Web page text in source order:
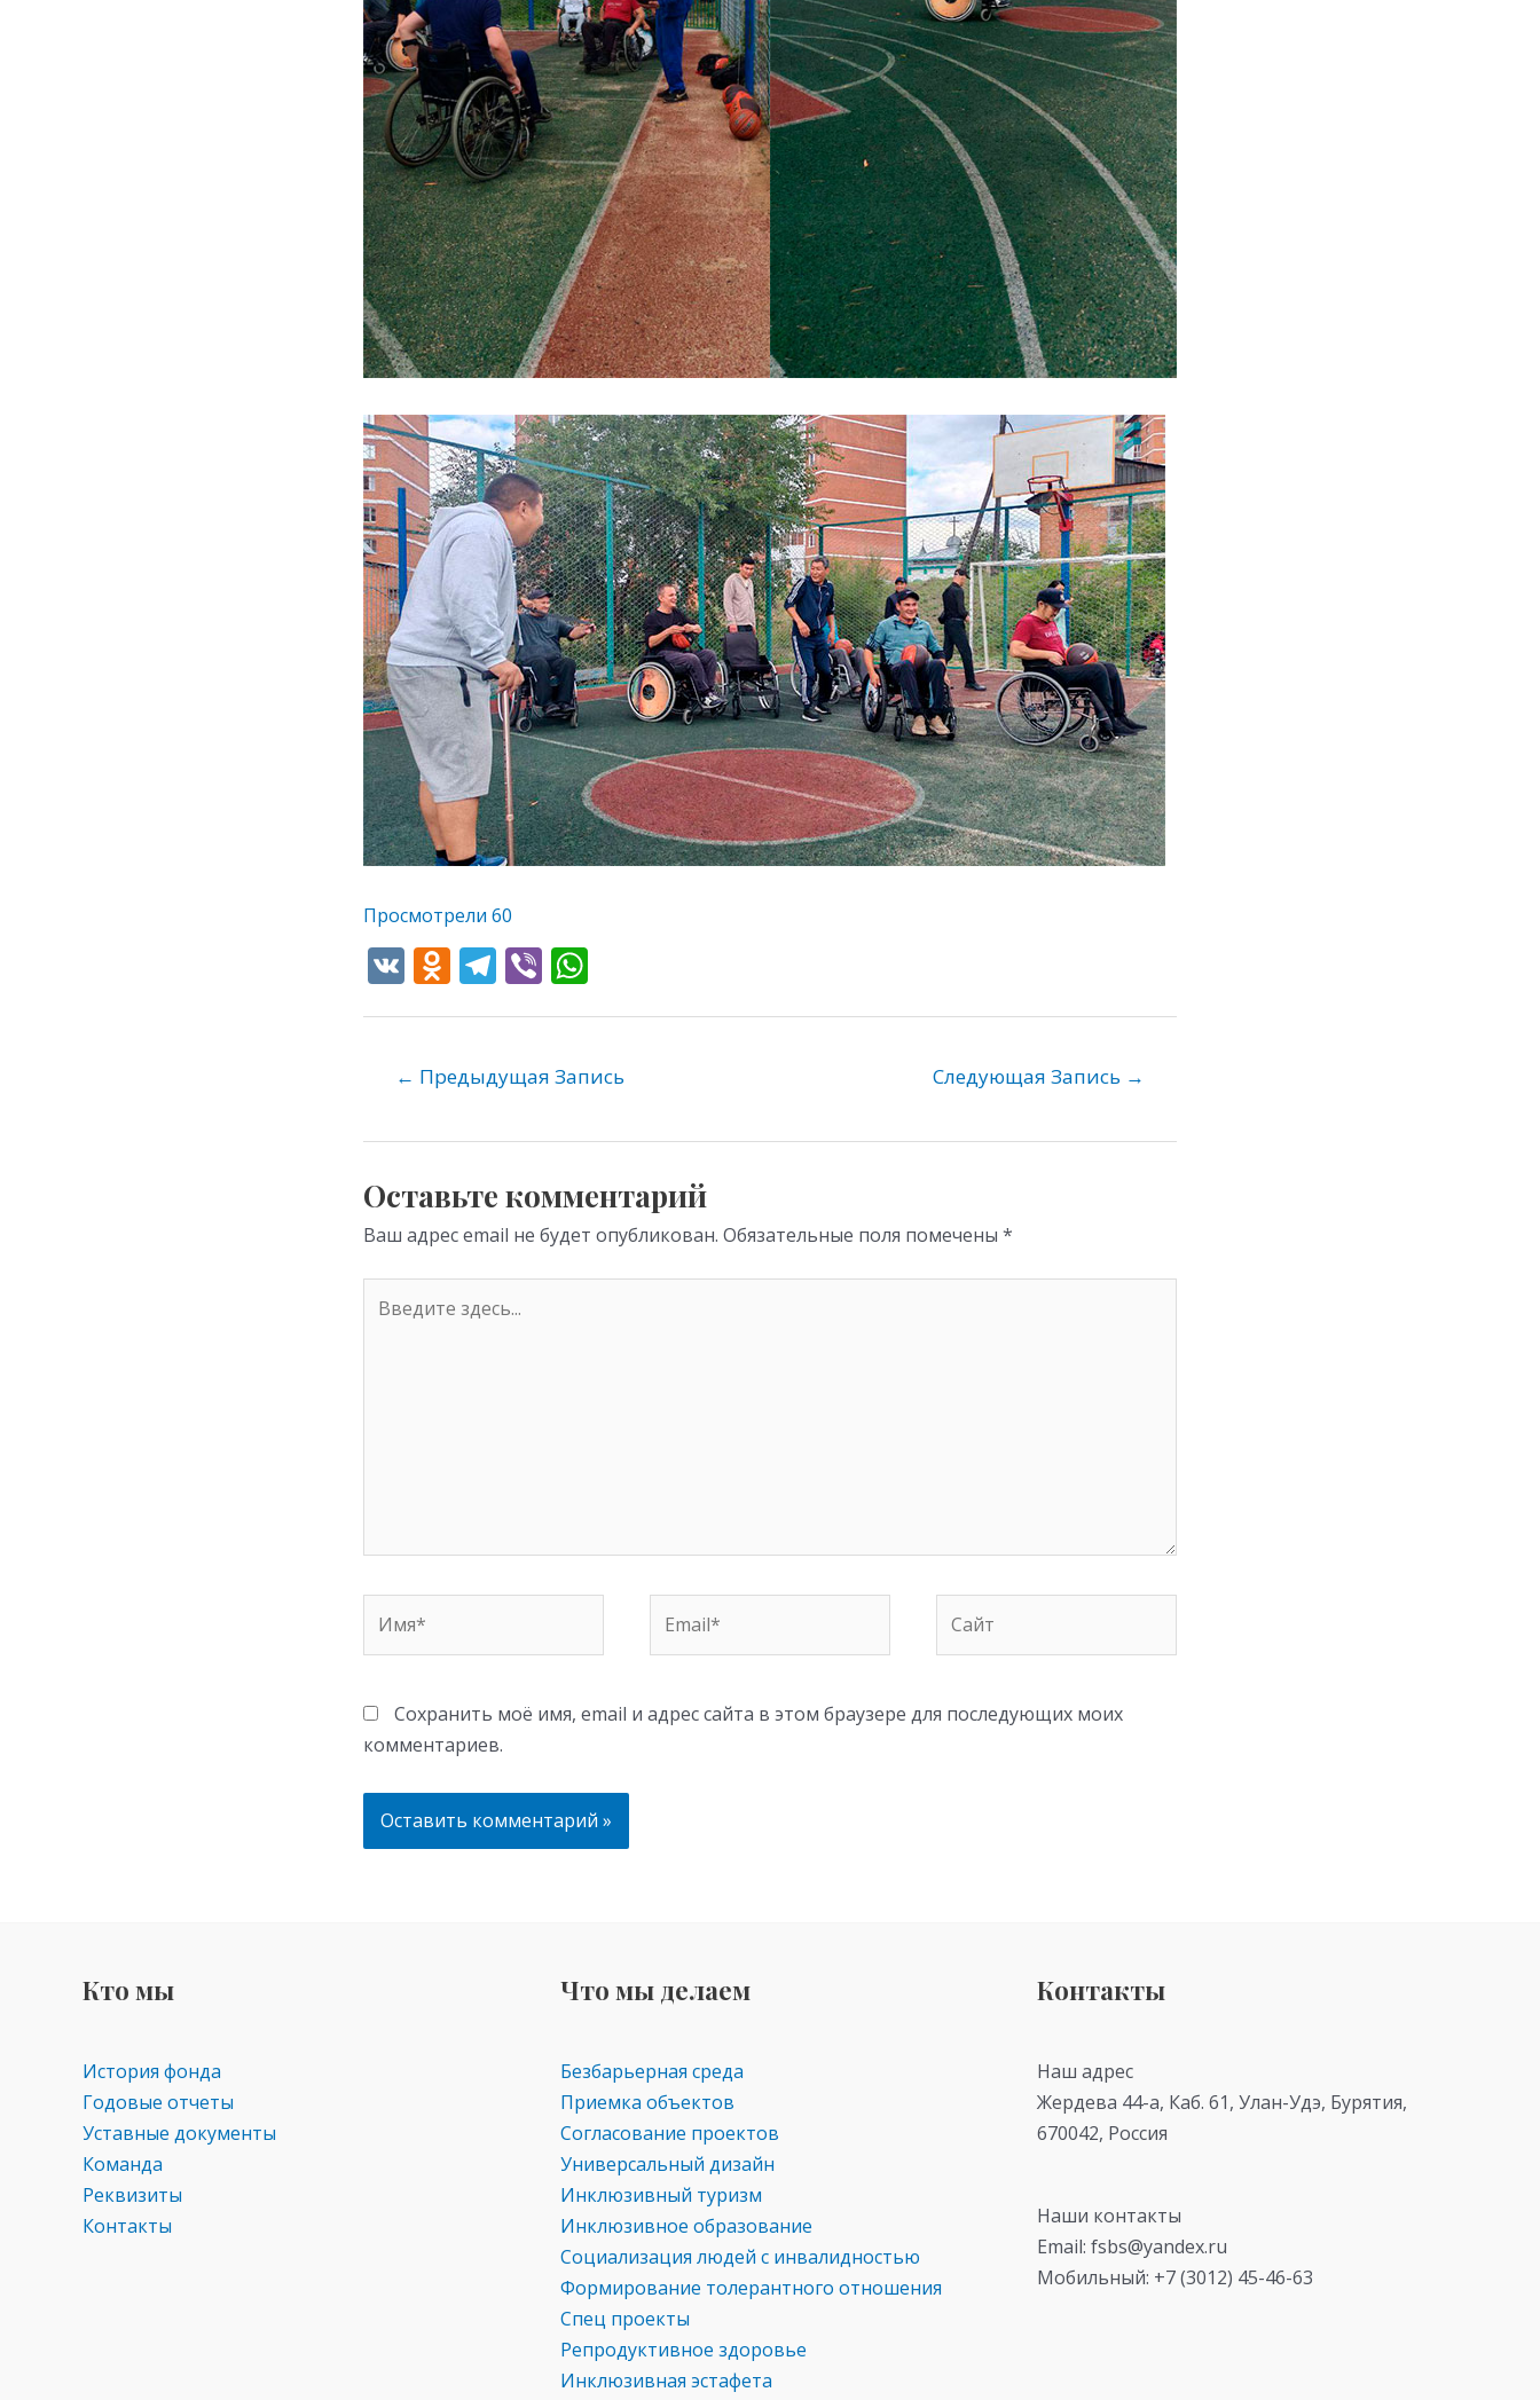
Просмотрели 60
V O
o
as
s
ni
ki
T
gr
m
Vi
s
p
p
← Предыдущая Запись Следующая Запись →
Оставьте комментарий
Ваш адрес email не будет опубликован. Обязательные поля помечены *
здесь...
Сохранить моё имя, email и адрес сайта в этом браузере для последующих моих
комментариев.
Кто мы
История фонда
Годовые отчеты
Уставные документы
Команда
Реквизиты
Контакты
Что мы делаем
Безбарьерная среда
Приемка объектов
Согласование проектов
Универсальный дизайн
Инклюзивный туризм
Инклюзивное образование
Социализация людей с инвалидностью
Формирование толерантного отношения
Спец проекты
Репродуктивное здоровье
Инклюзивная эстафета
Контакты
Наш адрес
Жердева 44-а, Каб. 61, Улан-Удэ, Бурятия,
670042, Россия
Наши контакты
Email: fsbs@yandex.ru
Мобильный: +7 (3012) 45-46-63